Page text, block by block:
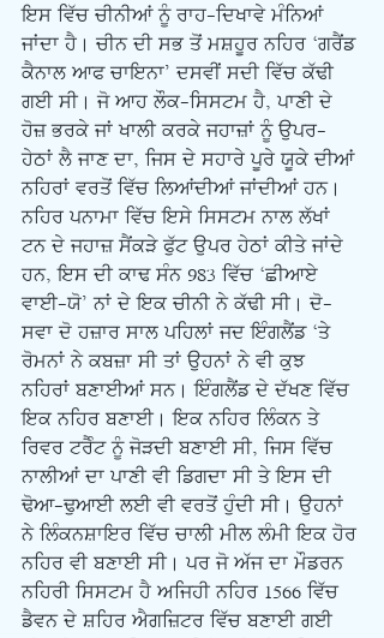
ਇਸ ਵਿੱਚ ਚੀਨੀਆਂ ਨੂੰ ਰਾਹ-ਦਿਖਾਵੇ ਮੰਨਿਆਂ
ਜਾਂਦਾ ਹੈ। ਚੀਨ ਦੀ ਸਭ ਤੋਂ ਮਸ਼ਹੂਰ ਨਹਿਰ ‘ਗਰੈਂਡ
ਕੈਨਾਲ ਆਫ ਚਾਇਨਾ’ ਦਸਵੀਂ ਸਦੀ ਵਿੱਚ ਕੱਢੀ
ਗਈ ਸੀ। ਜੋ ਆਹ ਲੌਕ-ਸਿਸਟਮ ਹੈ, ਪਾਣੀ ਦੇ
ਹੋਜ਼ ਭਰਕੇ ਜਾਂ ਖਾਲੀ ਕਰਕੇ ਜਹਾਜ਼ਾਂ ਨੂੰ ਉਪਰ-
ਹੇਠਾਂ ਲੈ ਜਾਣ ਦਾ, ਜਿਸ ਦੇ ਸਹਾਰੇ ਪੂਰੇ ਯੂਕੇ ਦੀਆਂ
ਨਹਿਰਾਂ ਵਰਤੋਂ ਵਿੱਚ ਲਿਆਂਦੀਆਂ ਜਾਂਦੀਆਂ ਹਨ।
ਨਹਿਰ ਪਨਾਮਾ ਵਿੱਚ ਇਸੇ ਸਿਸਟਮ ਨਾਲ ਲੱਖਾਂ
ਟਨ ਦੇ ਜਹਾਜ਼ ਸੈਂਕੜੇ ਫੁੱਟ ਉਪਰ ਹੇਠਾਂ ਕੀਤੇ ਜਾਂਦੇ
ਹਨ, ਇਸ ਦੀ ਕਾਢ ਸੰਨ 983 ਵਿੱਚ ‘ਛੀਆਏ
ਵਾਈ-ਯੋ’ ਨਾਂ ਦੇ ਇਕ ਚੀਨੀ ਨੇ ਕੱਢੀ ਸੀ। ਦੋ-
ਸਵਾ ਦੋ ਹਜ਼ਾਰ ਸਾਲ ਪਹਿਲਾਂ ਜਦ ਇੰਗਲੈਂਡ ‘ਤੇ
ਰੋਮਨਾਂ ਨੇ ਕਬਜ਼ਾ ਸੀ ਤਾਂ ਉਹਨਾਂ ਨੇ ਵੀ ਕੁਝ
ਨਹਿਰਾਂ ਬਣਾਈਆਂ ਸਨ। ਇੰਗਲੈਂਡ ਦੇ ਦੱਖਣ ਵਿੱਚ
ਇਕ ਨਹਿਰ ਬਣਾਈ। ਇਕ ਨਹਿਰ ਲਿੰਕਨ ਤੇ
ਰਿਵਰ ਟਰੈੰਟ ਨੂੰ ਜੋੜਦੀ ਬਣਾਈ ਸੀ, ਜਿਸ ਵਿੱਚ
ਨਾਲੀਆਂ ਦਾ ਪਾਣੀ ਵੀ ਡਿਗਦਾ ਸੀ ਤੇ ਇਸ ਦੀ
ਢੋਆ-ਢੁਆਈ ਲਈ ਵੀ ਵਰਤੋਂ ਹੁੰਦੀ ਸੀ। ਉਹਨਾਂ
ਨੇ ਲਿੰਕਨਸ਼ਾਇਰ ਵਿੱਚ ਚਾਲੀ ਮੀਲ ਲੰਮੀ ਇਕ ਹੋਰ
ਨਹਿਰ ਵੀ ਬਣਾਈ ਸੀ। ਪਰ ਜੋ ਅੱਜ ਦਾ ਮੌਡਰਨ
ਨਹਿਰੀ ਸਿਸਟਮ ਹੈ ਅਜਿਹੀ ਨਹਿਰ 1566 ਵਿੱਚ
ਡੈਵਨ ਦੇ ਸ਼ਹਿਰ ਐਗਜ਼ਿਟਰ ਵਿੱਚ ਬਣਾਈ ਗਈ